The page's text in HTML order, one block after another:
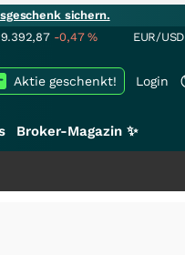
sichern.
-0,47% EUR/USD
Login
Aktie geschenkt!
Broker-Magazin ✨